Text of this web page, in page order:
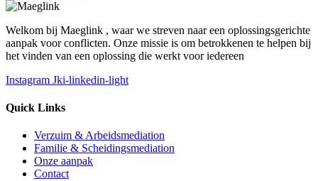
Welkom bij Maeglink , waar we streven naar een oplossingsgerichte
aanpak voor conflicten. Onze missie is om betrokkenen te helpen bij
het vinden van een oplossing die werkt voor iedereen
Instagram Jki-linkedin-light
Quick Links
Verzuim & Arbeidsmediation
Familie & Scheidingsmediation
Onze aanpak
Contact